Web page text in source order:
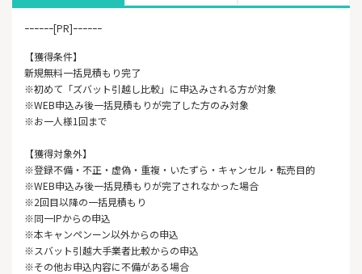
ｰｰｰｰｰｰ[PR]ｰｰｰｰｰｰ
【獲得条件】
新規無料一括見積もり完了
※初めて「ズバット引越し比較」に申込みされる方が対象
※WEB申込み後一括見積もりが完了した方のみ対象
※お一人様1回まで
【獲得対象外】
※登録不備・不正・虚偽・重複・いたずら・キャンセル・転売目的
※WEB申込み後一括見積もりが完了されなかった場合
※2回目以降の一括見積もり
※同一IPからの申込
※本キャンペンーン以外からの申込
※スバット引越大手業者比較からの申込
※その他お申込内容に不備がある場合